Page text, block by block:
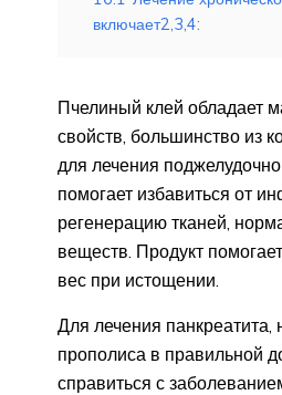
включает2,3,4:
Пчелиный клей обладает
свойств, большинство из
для лечения
помогает избавиться от
регенерацию тканей,
веществ. Продукт
вес при истощении.
Для лечения панкреатита,
прополиса в правильной
справиться с